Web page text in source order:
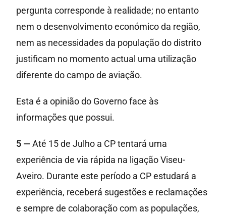
pergunta corresponde à realidade; no entanto
nem o desenvolvimento económico da região,
nem as necessidades da população do distrito
justificam no momento actual uma utilização
diferente do campo de aviação.
Esta é a opinião do Governo face às
informações que possui.
5 — Até 15 de Julho a CP tentará uma
experiência de via rápida na ligação Viseu-
Aveiro. Durante este período a CP estudará a
experiência, receberá sugestões e reclamações
e sempre de colaboração com as populações,